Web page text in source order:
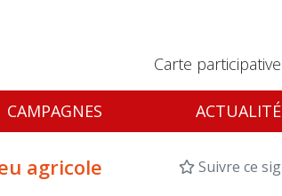
Carte
CAMPAGNES
agricole Suivre ce